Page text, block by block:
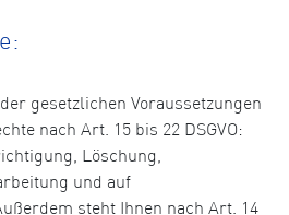
gesetzlichen Voraussetzungen
nach Art. 15 bis 22 DSGVO:
Löschung,
und auf
steht Ihnen nach Art. 14